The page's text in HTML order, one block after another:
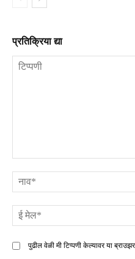
प्रतिक्रिया द्या
पुढील वेळी मी टिप्पणी केल्यावर या